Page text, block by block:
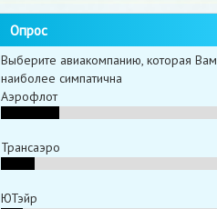
Опрос
Выберите авиакомпанию, которая Вам
наиболее симпатична
Аэрофлот
Трансаэро
ЮТэйр